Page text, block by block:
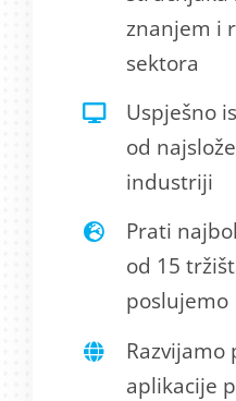
znanjem i
sektora
Uspješno
od
industriji
Prati
od 15
poslujemo
Razvijamo
aplikacije